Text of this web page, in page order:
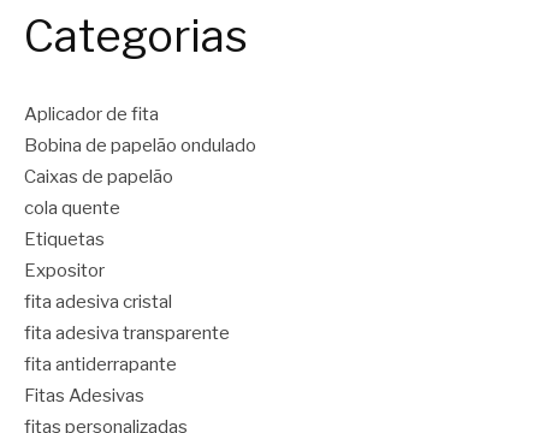
Categorias
Aplicador de fita
Bobina de papelão ondulado
Caixas de papelão
cola quente
Etiquetas
Expositor
fita adesiva cristal
fita adesiva transparente
fita antiderrapante
Fitas Adesivas
fitas personalizadas